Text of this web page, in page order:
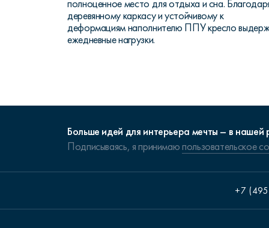
полноценное место для отдыха и сна.
деревянному каркасу и устойчивому к
деформациям наполнителю ППУ кресло
ежедневные нагрузки.
Больше идей для интерьера мечты – в нашей
Подписываясь, я принимаюпользовательское
+7